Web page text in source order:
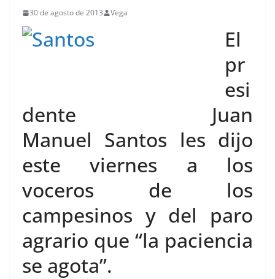
30 de agosto de 2013 Vega
El
pr
esi
dente Juan
Manuel Santos les dijo
este viernes a los
voceros de los
campesinos y del paro
agrario que “la paciencia
se agota”.